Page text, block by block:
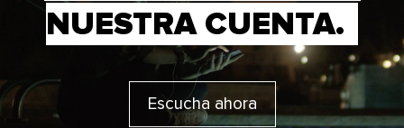
NUESTRA CUENTA.
Escucha ahora